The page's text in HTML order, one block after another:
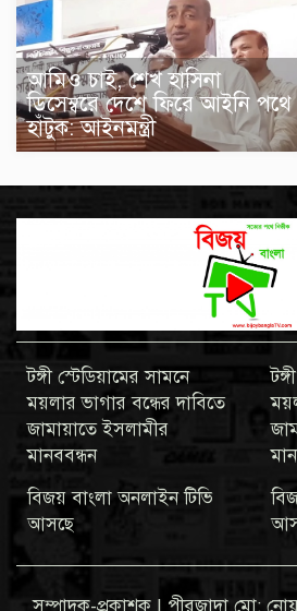
আমিও চাই, শেখ হাসিনা
ডিসেম্বরে দেশে ফিরে আইনি পথে
হাঁটুক: আইনমন্ত্রী
টঙ্গী স্টেডিয়ামের সামনে
ময়লার ভাগার বন্ধের দাবিতে
জামায়াতে ইসলামীর
মানববন্ধন
বিজয় বাংলা অনলাইন টিভি
আসছে